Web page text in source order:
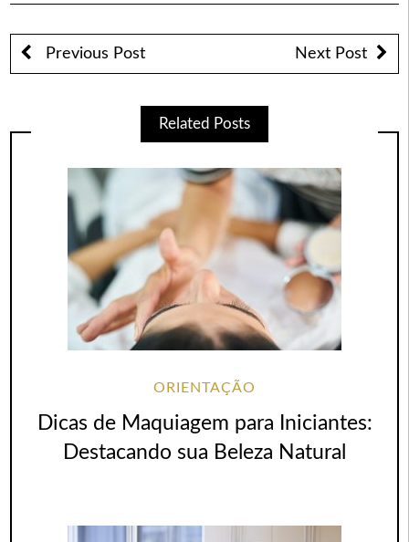
Previous Post Next Post
Related Posts
ORIENTAÇÃO
Dicas de Maquiagem para Iniciantes:
Destacando sua Beleza Natural